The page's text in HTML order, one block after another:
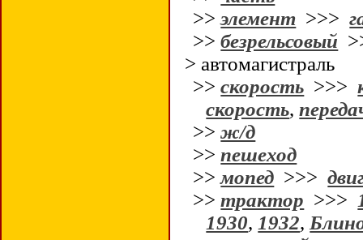
>>элемент >>>
>>безрельсовый
> автомагистраль
>>скорость >>>
скорость,
>>ж/д
>>пешеход
>>мопед >>>
>>трактор >>>
1930, 1932,